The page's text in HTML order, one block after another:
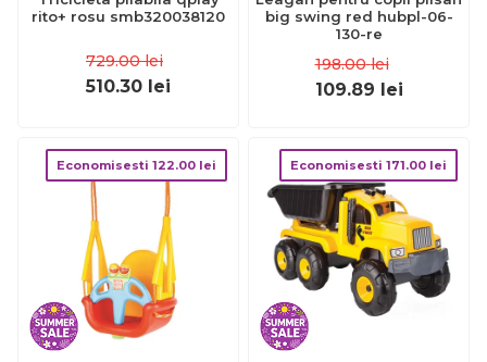
rito+ rosu smb320038120
729.00 lei
510.30 lei
big swing red hubpl-06-
130-re
198.00 lei
109.89 lei
Economisesti 122.00 lei Economisesti 171.00 lei